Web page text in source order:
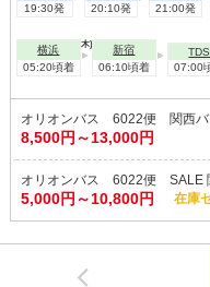
19:30発
20:10発
21:00発
2026年09月03日(木)
横浜
05:20頃着
新宿
06:10頃着
TDS
07:00
オリオンバス 6022便 関西
8,500円～13,000円
オリオンバス 6022便 SALE
5,000円～10,800円 在庫